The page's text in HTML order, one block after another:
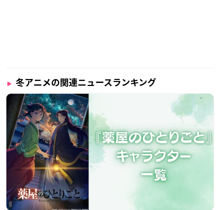
冬アニメの関連ニュースランキング